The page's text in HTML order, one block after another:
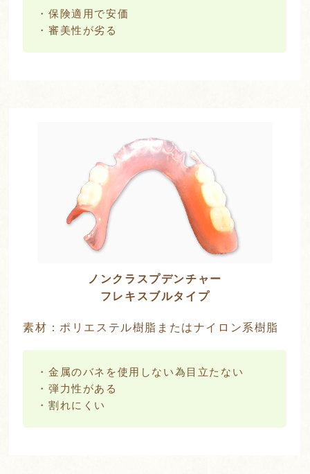
・保険適用で安価
・審美性が劣る
ノンクラスプデンチャー
フレキスブルタイプ
素材：ポリエステル樹脂またはナイロン系樹脂
・金属のバネを使用しない為目立たない
・弾力性がある
・割れにくい